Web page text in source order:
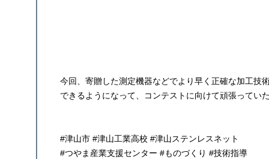
今回、寄贈した測定機器などでより早く正確な加工技
できるようになって、コンテストに向けて頑張ってい
#津山市 #津山工業高校 #津山ステンレスネット
#つやま産業支援センター #ものづくり #技術指導